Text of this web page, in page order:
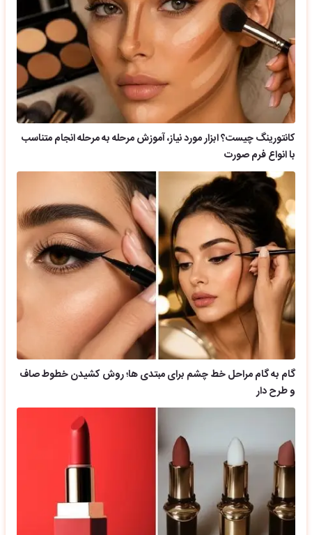
کانتورینگ چیست؟ ابزار مورد نیاز، آموزش مرحله به مرحله انجام متناسب
با انواع فرم صورت
گام به گام مراحل خط چشم برای مبتدی ها؛ روش کشیدن خطوط صاف
و طرح دار